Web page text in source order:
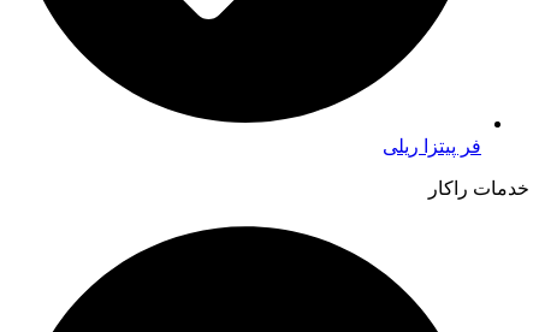
فر پیتزا ریلی
خدمات راکار